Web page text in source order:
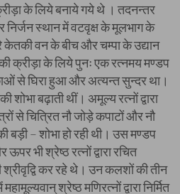
के लिये बनाये गये थे । तदनन्तर
स्थान में वटवृक्ष के मूलभाग के
केतकी वन के बीच और चम्पा के उद्यान
की क्रीड़ा के लिये पुनः एक रत्नमय मण्डप
से घिरा हुआ और अत्यन्त सुन्दर था।
शोभा बढ़ाती थीं। अमूल्य रत्नों द्वारा
से चित्रित नौ जोड़े कपाटों और नौ
बड़ी – शोभा हो रही थी। उस मण्डप
भी श्रेष्ठ रत्नों द्वारा रचित
कर रहे थे। उन कलशों की तीन
श्रेष्ठ मणिरत्नों द्वारा निर्मित